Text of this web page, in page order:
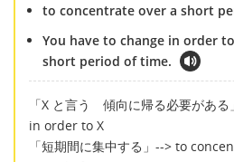
to concentrate over a short
You have to change in order
short period of time.
「X と言う 傾向に帰る必要があ
in order to X
「短期間に集中する」--> to